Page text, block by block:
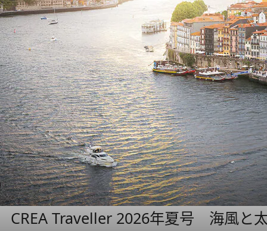
CREA Traveller 2026年夏号 海風と